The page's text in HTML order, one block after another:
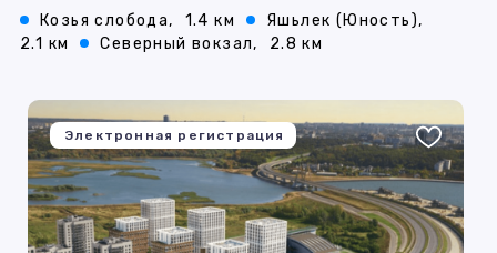
Козья слобода, 1.4 км
Яшьлек (Юность),
2.1 км
Северный вокзал, 2.8 км
Электронная регистрация